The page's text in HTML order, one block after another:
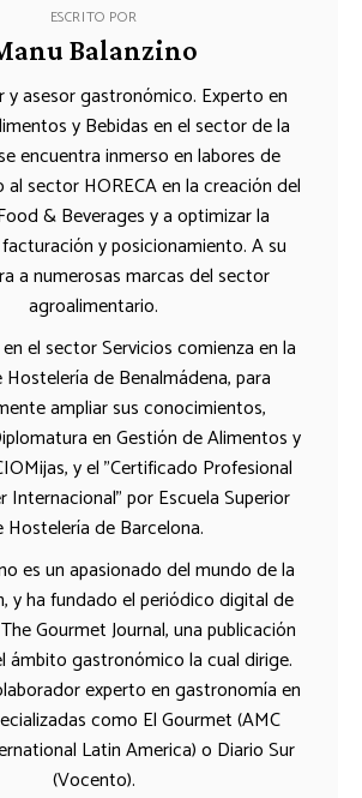
ESCRITO POR
Balanzino
y asesor gastronómico. Experto en
y Bebidas en el sector de la
encuentra inmerso en labores de
sector HORECA en la creación del
& Beverages y a optimizar la
y posicionamiento. A su
a numerosas marcas del sector
agroalimentario.
el sector Servicios comienza en la
Hostelería de Benalmádena, para
ampliar sus conocimientos,
en Gestión de Alimentos y
y el "Certificado Profesional
Internacional" por Escuela Superior
Hostelería de Barcelona.
es un apasionado del mundo de la
y ha fundado el periódico digital de
Gourmet Journal, una publicación
ámbito gastronómico la cual dirige.
experto en gastronomía en
como El Gourmet (AMC
Latin America) o Diario Sur
(Vocento).